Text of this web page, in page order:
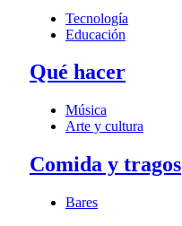
Tecnología
Educación
Qué hacer
Música
Arte y cultura
Comida y tragos
Bares